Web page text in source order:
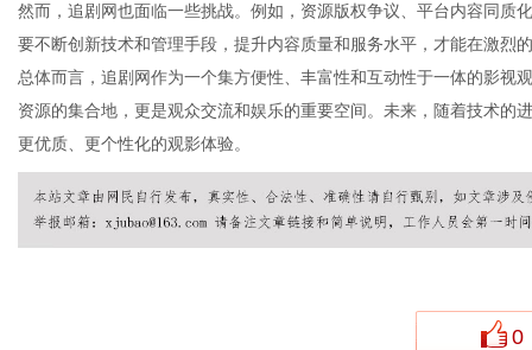
然而，追剧网也面临一些挑战。例如，资源版权争议、平台内容同质
要不断创新技术和管理手段，提升内容质量和服务水平，才能在激烈
总体而言，追剧网作为一个集方便性、丰富性和互动性于一体的影视
资源的集合地，更是观众交流和娱乐的重要空间。未来，随着技术的
更优质、更个性化的观影体验。
0